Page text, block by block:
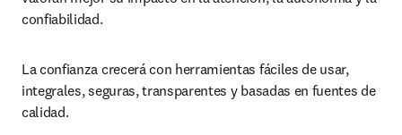
confiabilidad.
La confianza crecerá con herramientas fáciles de usar,
integrales, seguras, transparentes y basadas en fuentes de
calidad.